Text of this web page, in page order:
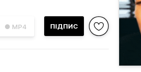
● MP4 ПІДПИС